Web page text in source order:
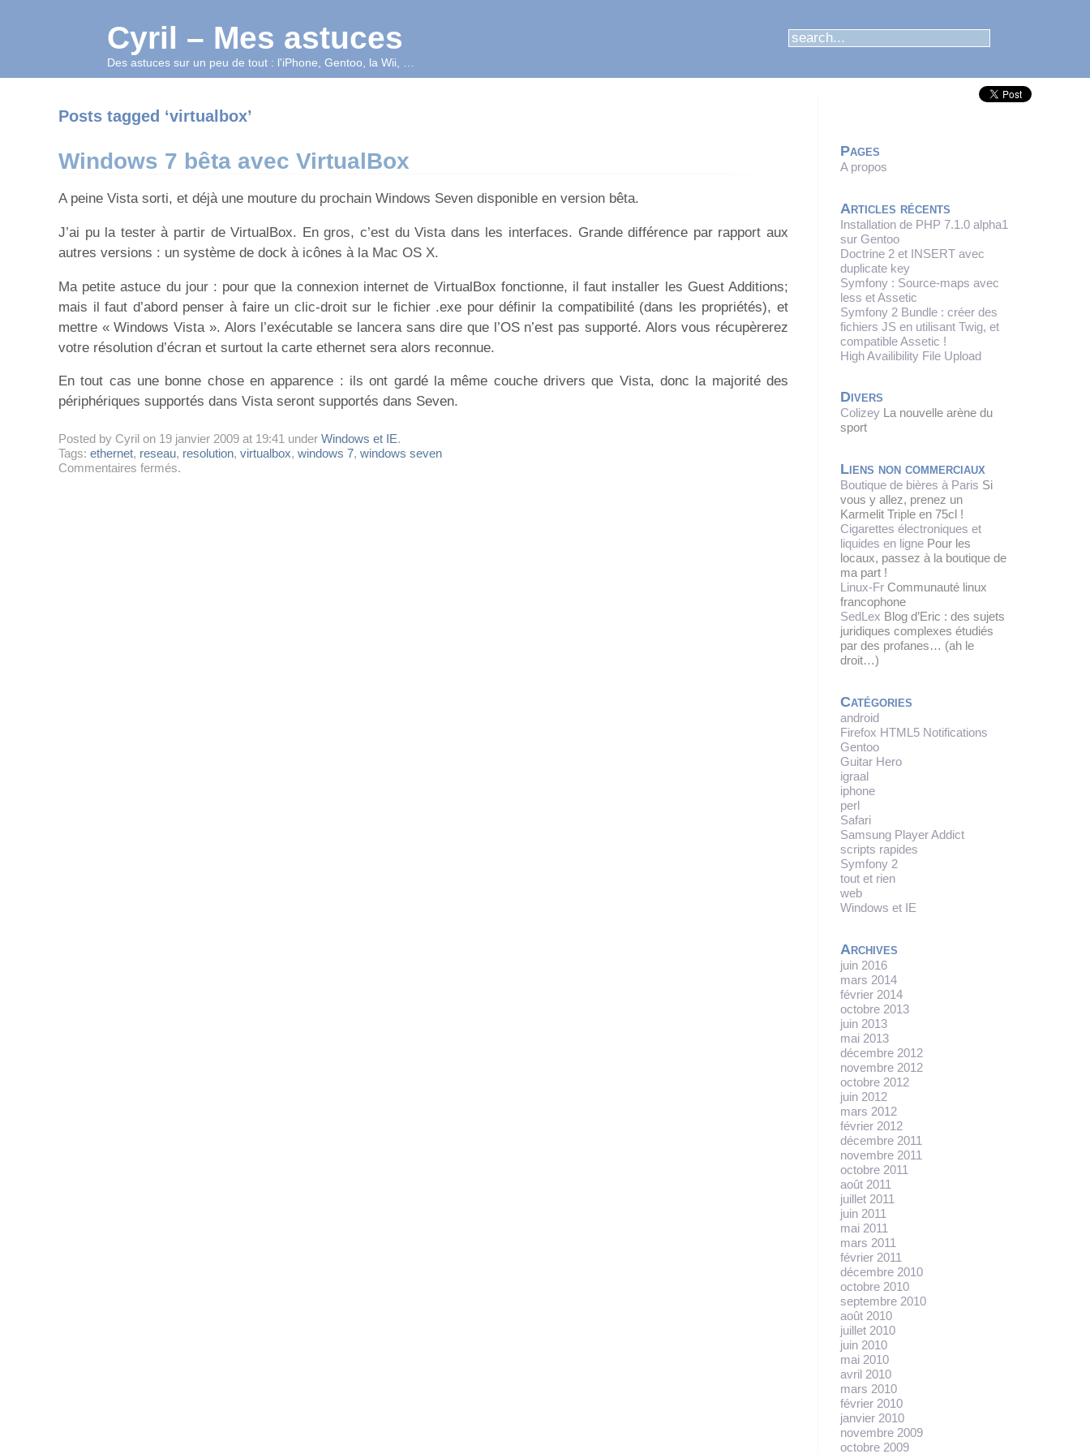
Cyril – Mes astuces
Des astuces sur un peu de tout : l'iPhone, Gentoo, la Wii, …
Posts tagged ‘virtualbox’
Windows 7 bêta avec VirtualBox
A peine Vista sorti, et déjà une mouture du prochain Windows Seven disponible en version bêta.
J’ai pu la tester à partir de VirtualBox. En gros, c’est du Vista dans les interfaces. Grande différence par rapport aux
autres versions : un système de dock à icônes à la Mac OS X.
Ma petite astuce du jour : pour que la connexion internet de VirtualBox fonctionne, il faut installer les Guest Additions;
mais il faut d’abord penser à faire un clic-droit sur le fichier .exe pour définir la compatibilité (dans les propriétés), et
mettre « Windows Vista ». Alors l’exécutable se lancera sans dire que l’OS n’est pas supporté. Alors vous récupèrerez
votre résolution d’écran et surtout la carte ethernet sera alors reconnue.
En tout cas une bonne chose en apparence : ils ont gardé la même couche drivers que Vista, donc la majorité des
périphériques supportés dans Vista seront supportés dans Seven.
Posted by Cyril on 19 janvier 2009 at 19:41 under Windows et IE.
Tags: ethernet, reseau, resolution, virtualbox, windows 7, windows seven
Commentaires fermés.
Pages
A propos
Articles récents
Installation de PHP 7.1.0 alpha1
sur Gentoo
Doctrine 2 et INSERT avec
duplicate key
Symfony : Source-maps avec
less et Assetic
Symfony 2 Bundle : créer des
fichiers JS en utilisant Twig, et
compatible Assetic !
High Availibility File Upload
Divers
Colizey La nouvelle arène du
sport
Liens non commerciaux
Boutique de bières à Paris Si
vous y allez, prenez un
Karmelit Triple en 75cl !
Cigarettes électroniques et
liquides en ligne Pour les
locaux, passez à la boutique de
ma part !
Linux-Fr Communauté linux
francophone
SedLex Blog d’Eric : des sujets
juridiques complexes étudiés
par des profanes… (ah le
droit…)
Catégories
android
Firefox HTML5 Notifications
Gentoo
Guitar Hero
igraal
iphone
perl
Safari
Samsung Player Addict
scripts rapides
Symfony 2
tout et rien
web
Windows et IE
Archives
juin 2016
mars 2014
février 2014
octobre 2013
juin 2013
mai 2013
décembre 2012
novembre 2012
octobre 2012
juin 2012
mars 2012
février 2012
décembre 2011
novembre 2011
octobre 2011
août 2011
juillet 2011
juin 2011
mai 2011
mars 2011
février 2011
décembre 2010
octobre 2010
septembre 2010
août 2010
juillet 2010
juin 2010
mai 2010
avril 2010
mars 2010
février 2010
janvier 2010
novembre 2009
octobre 2009